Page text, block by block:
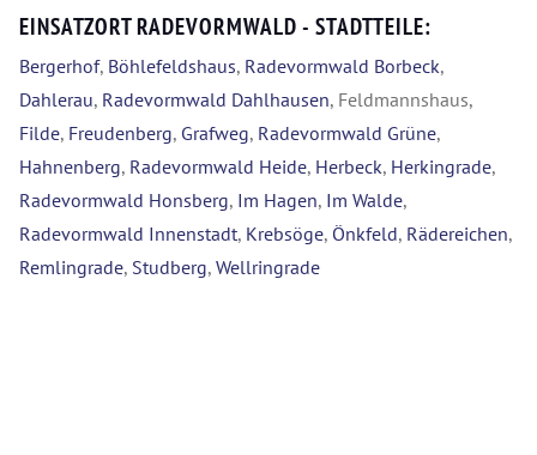
EINSATZORT RADEVORMWALD - STADTTEILE:
Bergerhof, Böhlefeldshaus, Radevormwald Borbeck,
Dahlerau, Radevormwald Dahlhausen, Feldmannshaus,
Filde, Freudenberg, Grafweg, Radevormwald Grüne,
Hahnenberg, Radevormwald Heide, Herbeck, Herkingrade,
Radevormwald Honsberg, Im Hagen, Im Walde,
Radevormwald Innenstadt, Krebsöge, Önkfeld, Rädereichen,
Remlingrade, Studberg, Wellringrade